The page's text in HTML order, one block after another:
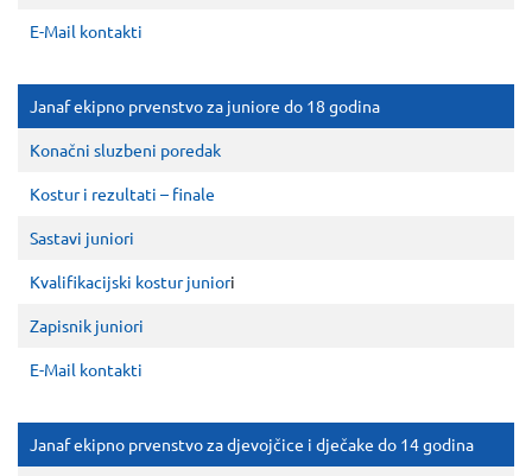
E-Mail kontakti
Janaf ekipno prvenstvo za juniore do 18 godina
Konačni sluzbeni poredak
Kostur i rezultati – finale
Sastavi juniori
Kvalifikacijski kostur juniori
Zapisnik juniori
E-Mail kontakti
Janaf ekipno prvenstvo za djevojčice i dječake do 14 godina